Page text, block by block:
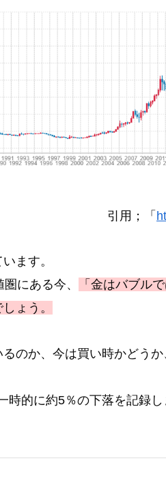
引用；「
ます。
にある今、
「金はバブル
ょう。
のか、今は買い時かどう
時的に約5％の下落を記録